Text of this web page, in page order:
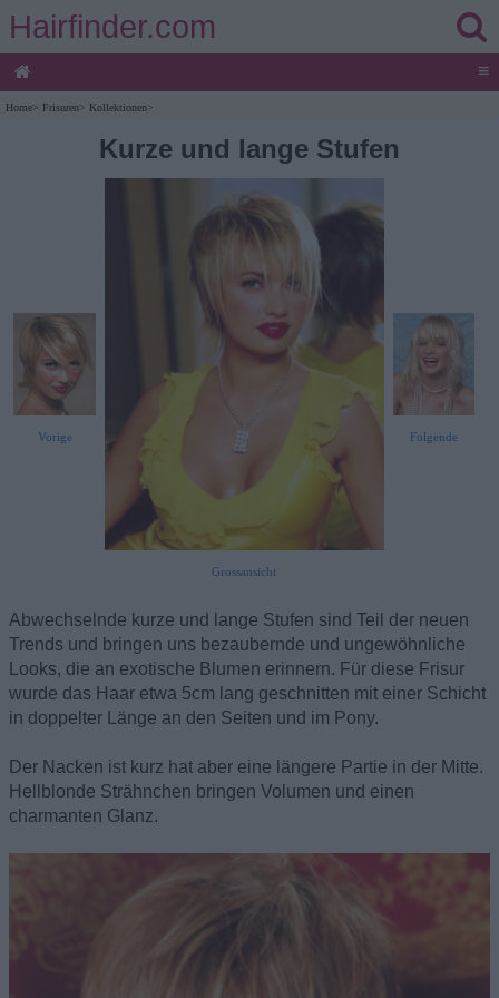
Hairfinder.com
≡
Home> Frisuren> Kollektionen>
Kurze und lange Stufen
Vorige
Grossansicht
Folgende
Abwechselnde kurze und lange Stufen sind Teil der neuen
Trends und bringen uns bezaubernde und ungewöhnliche
Looks, die an exotische Blumen erinnern. Für diese Frisur
wurde das Haar etwa 5cm lang geschnitten mit einer Schicht
in doppelter Länge an den Seiten und im Pony.
Der Nacken ist kurz hat aber eine längere Partie in der Mitte.
Hellblonde Strähnchen bringen Volumen und einen
charmanten Glanz.